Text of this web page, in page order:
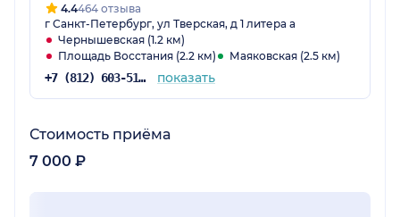
4.4464 отзыва
г Санкт-Петербург, ул Тверская, д 1 литера а
Чернышевская (1.2 км)
Площадь Восстания (2.2 км)
Маяковская (2.5 км)
+7 (812) 603-51-86 показать
Стоимость приёма
7 000 ₽